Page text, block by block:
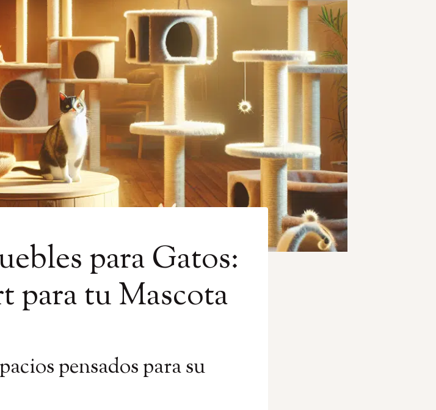
para Gatos:
para tu Mascota
pensados para su